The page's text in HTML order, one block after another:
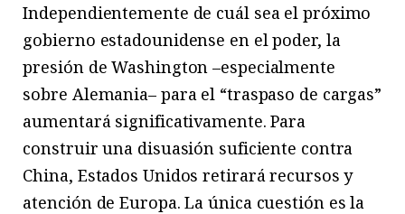
Independientemente de cuál sea el próximo
gobierno estadounidense en el poder, la
presión de Washington –especialmente
sobre Alemania– para el “traspaso de cargas”
aumentará significativamente. Para
construir una disuasión suficiente contra
China, Estados Unidos retirará recursos y
atención de Europa. La única cuestión es la